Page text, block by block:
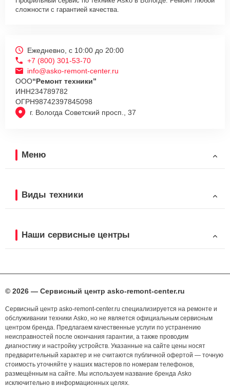
сложности с гарантией качества.
г. Вологда Советский просп., 37
Ежедневно, с 10:00 до 20:00
+7 (800) 301-53-70
info@asko-remont-center.ru
ООО“Ремонт техники”
ИНН234789782
ОГРН98742397845098
Меню
Виды техники
Наши сервисные центры
© 2026 — Сервисный центр asko-remont-center.ru
Сервисный центр asko-remont-center.ru специализируется на ремонте и
обслуживании техники Asko, но не является официальным сервисным
центром бренда. Предлагаем качественные услуги по устранению
неисправностей после окончания гарантии, а также проводим
диагностику и настройку устройств. Указанные на сайте цены носят
предварительный характер и не считаются публичной офертой — точную
стоимость уточняйте у наших мастеров по номерам телефонов,
размещённым на сайте. Мы используем название бренда Asko
исключительно в информационных целях.